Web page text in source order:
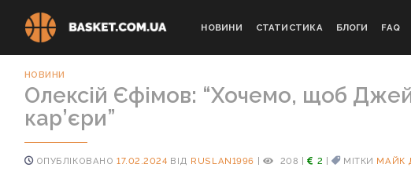
НОВИНИ СТАТИСТИКА БЛОГИ FAQ
НОВИНИ
Олексій Єфімов: “Хочемо, щоб
кар’єри”
ОПУБЛІКОВАНО 17.02.2024 ВІД RUSLAN1996 | 208 | 2 | МІТКИ МАЙК